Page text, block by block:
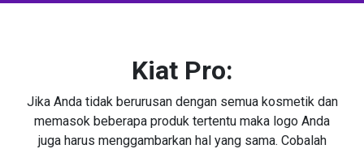
Kiat Pro:
Jika Anda tidak berurusan dengan semua kosmetik dan
memasok beberapa produk tertentu maka logo Anda
juga harus menggambarkan hal yang sama. Cobalah